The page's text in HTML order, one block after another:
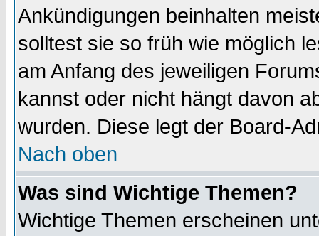
Ankündigungen beinhalten
solltest sie so früh wie möglich
am Anfang des jeweiligen
kannst oder nicht hängt davon
wurden. Diese legt der Board-
Nach oben
Was sind Wichtige Themen?
Wichtige Themen erscheinen